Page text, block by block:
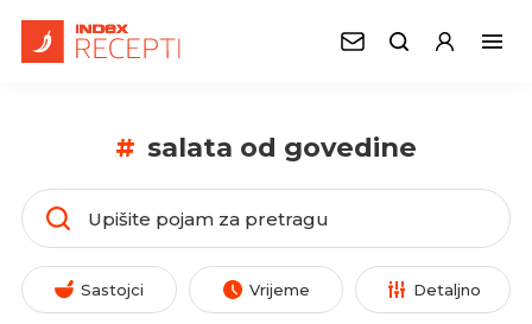
# salata od govedine
Sastojci Vrijeme Detaljno